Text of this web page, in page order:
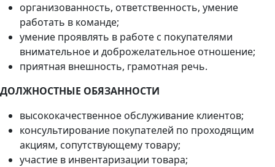
организованность, ответственность, умение
работать в команде;
умение проявлять в работе с покупателями
внимательное и доброжелательное отношение;
приятная внешность, грамотная речь.
ДОЛЖНОСТНЫЕ ОБЯЗАННОСТИ
высококачественное обслуживание клиентов;
консультирование покупателей по проходящим
акциям, сопутствующему товару;
участие в инвентаризации товара;